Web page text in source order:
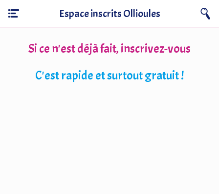
Espace inscrits Ollioules
Si ce n'est déjà fait, inscrivez-vous
C'est rapide et surtout gratuit !